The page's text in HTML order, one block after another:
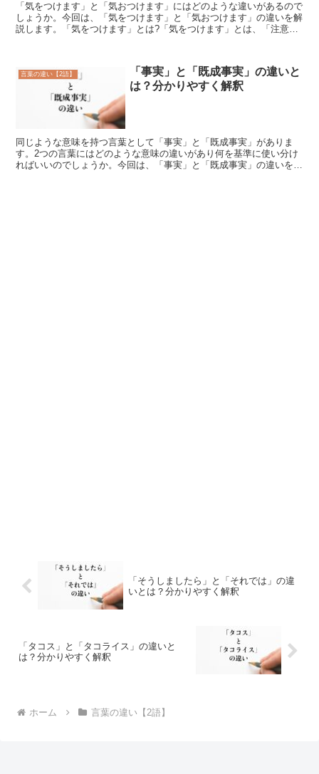
「気をつけます」と「気おつけます」にはどのような違いがあるので
しょうか。今回は、「気をつけます」と「気おつけます」の違いを解
説します。「気をつけます」とは?「気をつけます」とは、「注意す
言葉の違い【2語】
「事実」と「既成事実」の違いと
は？分かりやすく解釈
同じような意味を持つ言葉として「事実」と「既成事実」がありま
す。2つの言葉にはどのような意味の違いがあり何を基準に使い分け
ればいいのでしょうか。今回は、「事実」と「既成事実」の違いを解
「そうしましたら」と「それでは」の違
いとは？分かりやすく解釈
「タコス」と「タコライス」の違いと
は？分かりやすく解釈
ホーム 言葉の違い【2語】